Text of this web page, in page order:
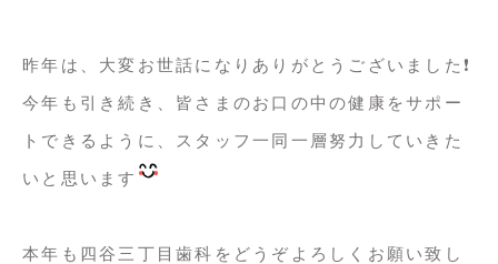
昨年は、大変お世話になりありがとうございました❗️
今年も引き続き、皆さまのお口の中の健康をサポー
トできるように、スタッフ一同一層努力していきた
いと思います
本年も四谷三丁目歯科をどうぞよろしくお願い致し